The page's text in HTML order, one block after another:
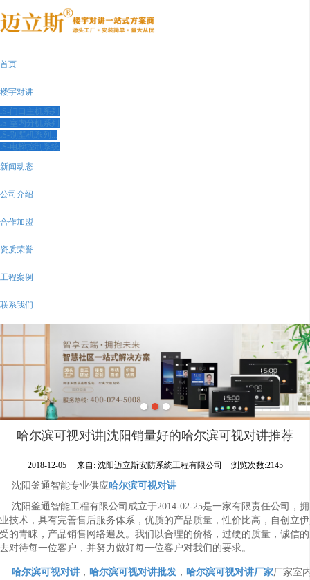
首页
楼宇对讲
门口主机系列
室内分机系列
别墅机系列...
电梯控制系统
新闻动态
公司介绍
合作加盟
资质荣誉
工程案例
联系我们
哈尔滨可视对讲|沈阳销量好的哈尔滨可视对讲推荐
2018-12-05 来自: 沈阳迈立斯安防系统工程有限公司 浏览次数:2145
沈阳釜通智能专业供应哈尔滨可视对讲
沈阳釜通智能工程有限公司成立于2014-02-25是一家有限责任公司，
技术，具有完善售后服务体系，优质的产品质量，性价比高，自创立
的青睐，产品销售网络遍及。我们以合理的价格，过硬的质量，诚信
对待每一位客户，并努力做好每一位客户对我们的要求。
哈尔滨可视对讲 ， 哈尔滨可视对讲批发 ， 哈尔滨可视对讲厂家厂家室